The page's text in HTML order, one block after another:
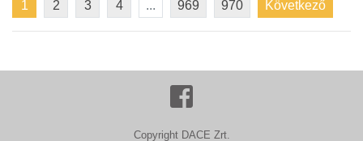
1 2 3 4 ... 969 970 Következő
Copyright DACE Zrt.